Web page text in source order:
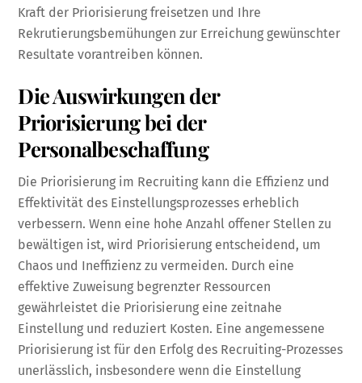
Kraft der Priorisierung freisetzen und Ihre
Rekrutierungsbemühungen zur Erreichung gewünschter
Resultate vorantreiben können.
Die Auswirkungen der
Priorisierung bei der
Personalbeschaffung
Die Priorisierung im Recruiting kann die Effizienz und
Effektivität des Einstellungsprozesses erheblich
verbessern. Wenn eine hohe Anzahl offener Stellen zu
bewältigen ist, wird Priorisierung entscheidend, um
Chaos und Ineffizienz zu vermeiden. Durch eine
effektive Zuweisung begrenzter Ressourcen
gewährleistet die Priorisierung eine zeitnahe
Einstellung und reduziert Kosten. Eine angemessene
Priorisierung ist für den Erfolg des Recruiting-Prozesses
unerlässlich, insbesondere wenn die Einstellung